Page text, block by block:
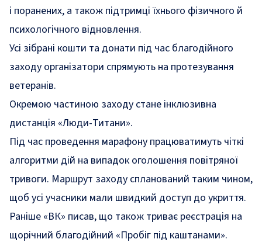
і поранених, а також підтримці їхнього фізичного й
психологічного відновлення.
Усі зібрані кошти та донати під час благодійного
заходу організатори спрямують на протезування
ветеранів.
Окремою частиною заходу стане інклюзивна
дистанція «Люди-Титани».
Під час проведення марафону працюватимуть чіткі
алгоритми дій на випадок оголошення повітряної
тривоги. Маршрут заходу спланований таким чином,
щоб усі учасники мали швидкий доступ до укриття.
Раніше «ВК» писав, що також триває реєстрація на
щорічний благодійний «Пробіг під каштанами».